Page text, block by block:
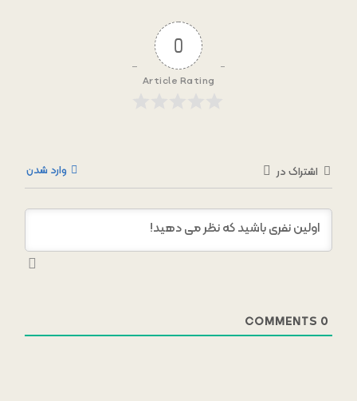
0
Article Rating
اشتراک در وارد شدن
0